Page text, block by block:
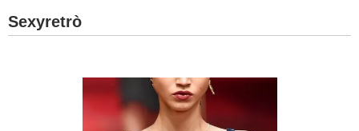
Sexyretrò